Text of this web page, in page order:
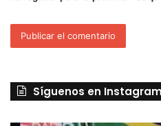
Síguenos en Instagram